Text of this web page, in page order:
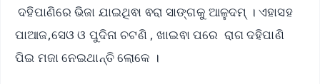
ଦହିପାଣିରେ ଭିଜା ଯାଇଥିଵା ଵରା ସାଙ୍ଗକୁ ଆଳୁଦମ୍ । ଏହାସହ
ପାଆଜ,ସେଓ ଓ ପୁଦିନା ଚଟଣି , ଖାଇଵା ପରେ ରାଗ ଦହିପାଣି
ପିଇ ମଜା ନେଇଥାନ୍ତି ଲୋକେ ।